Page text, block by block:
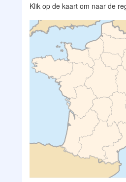
Klik op de kaart om naar de